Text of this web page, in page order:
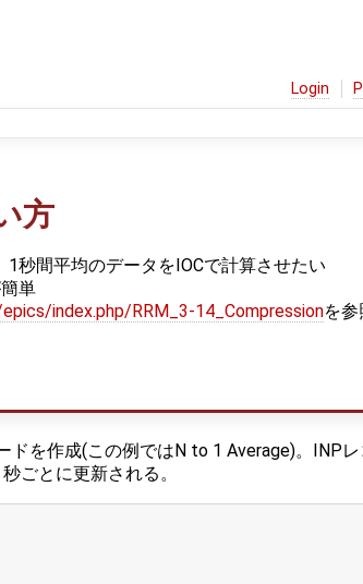
Login
方
1秒間平均のデータをIOCで計算させたい
単
index.php/RRM_3-14_Compressionを参
ドを作成(この例ではN to 1 Average)。INP
ごとに更新される。